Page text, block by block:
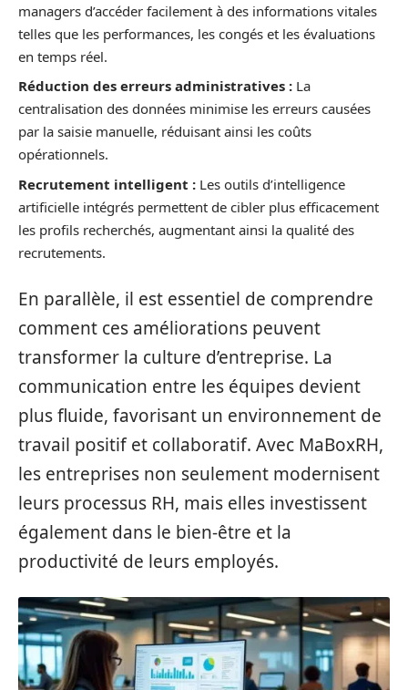
managers d’accéder facilement à des informations vitales
telles que les performances, les congés et les évaluations
en temps réel.
Réduction des erreurs administratives : La
centralisation des données minimise les erreurs causées
par la saisie manuelle, réduisant ainsi les coûts
opérationnels.
Recrutement intelligent : Les outils d’intelligence
artificielle intégrés permettent de cibler plus efficacement
les profils recherchés, augmentant ainsi la qualité des
recrutements.
En parallèle, il est essentiel de comprendre
comment ces améliorations peuvent
transformer la culture d’entreprise. La
communication entre les équipes devient
plus fluide, favorisant un environnement de
travail positif et collaboratif. Avec MaBoxRH,
les entreprises non seulement modernisent
leurs processus RH, mais elles investissent
également dans le bien-être et la
productivité de leurs employés.